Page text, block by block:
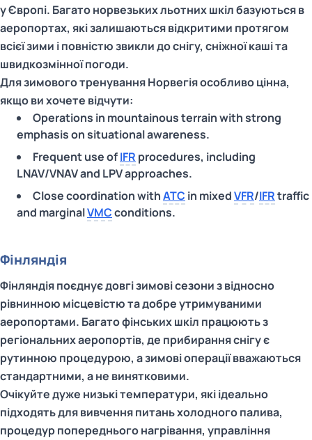
у Європі. Багато норвезьких льотних шкіл базуються в
аеропортах, які залишаються відкритими протягом
всієї зими і повністю звикли до снігу, сніжної каші та
швидкозмінної погоди.
Для зимового тренування Норвегія особливо цінна,
якщо ви хочете відчути:
Operations in mountainous terrain with strong
emphasis on situational awareness.
Frequent use ofIFR procedures, including
LNAV/VNAV and LPV approaches.
Close coordination withATC in mixedVFR/IFRtraffic
and marginalVMCconditions.
Фінляндія
Фінляндія поєднує довгі зимові сезони з відносно
рівнинною місцевістю та добре утримуваними
аеропортами. Багато фінських шкіл працюють з
регіональних аеропортів, де прибирання снігу є
рутинною процедурою, а зимові операції вважаються
стандартними, а не винятковими.
Очікуйте дуже низькі температури, які ідеально
підходять для вивчення питань холодного палива,
процедур попереднього нагрівання, управління